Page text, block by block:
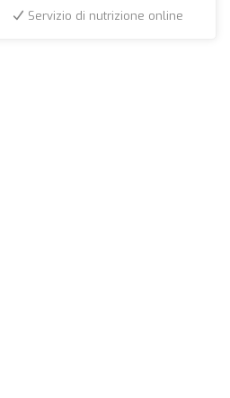
Servizio di nutrizione online